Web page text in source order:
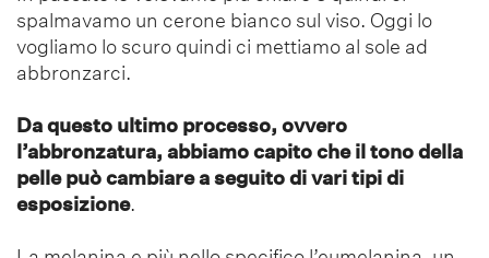
spalmavamo un cerone bianco sul viso. Oggi lo
vogliamo lo scuro quindi ci mettiamo al sole ad
abbronzarci.
Da questo ultimo processo, ovvero
l’abbronzatura, abbiamo capito che il tono della
pelle può cambiare a seguito di vari tipi di
esposizione.